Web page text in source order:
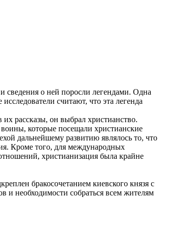
сведения о ней поросли легендами. Одна
считают, что эта легенда
рассказы, он выбрал христианство.
которые посещали христианские
дальнейшему развитию являлось то, что
Кроме того, для международных
христианизация была крайне
бракосочетанием киевского князя с
и необходимости собраться всем жителям